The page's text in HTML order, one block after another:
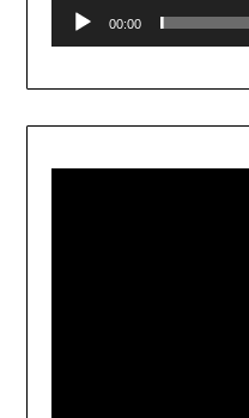
00:00